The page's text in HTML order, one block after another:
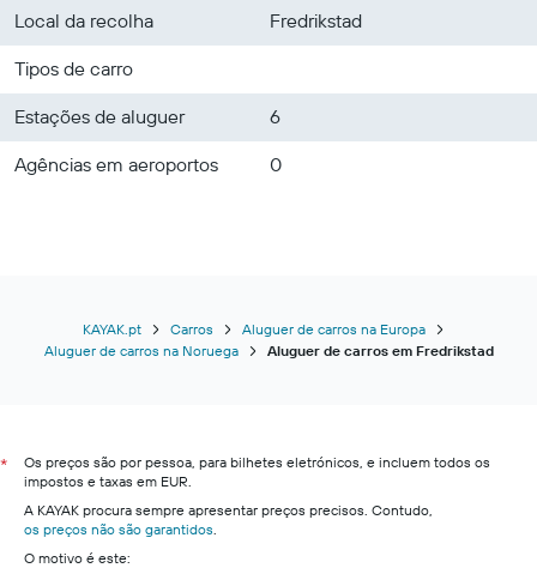
Local da recolha
Fredrikstad
Tipos de carro
Estações de aluguer
6
Agências em aeroportos
0
KAYAK.pt Carros
Aluguer de carros na Europa
Aluguer de carros na Noruega
Aluguer de carros em Fredrikstad
*
Os preços são por pessoa, para bilhetes eletrónicos, e incluem todos os
impostos e taxas em EUR.
A KAYAK procura sempre apresentar preços precisos. Contudo,
os preços não são garantidos.
O motivo é este: